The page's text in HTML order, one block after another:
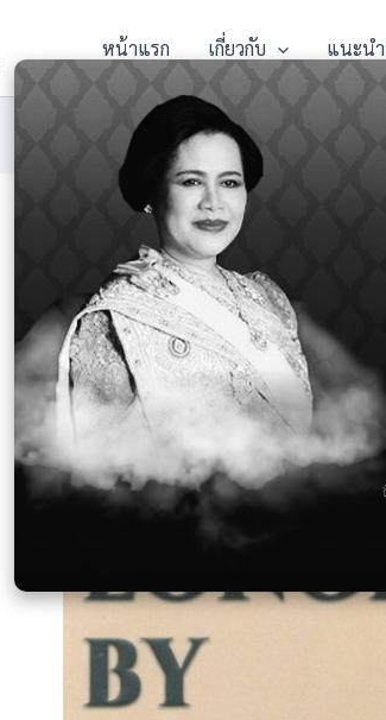
หน้าแรก เกี่ยวกับ แนะน
Longevity by design
admin/23 September, 2025